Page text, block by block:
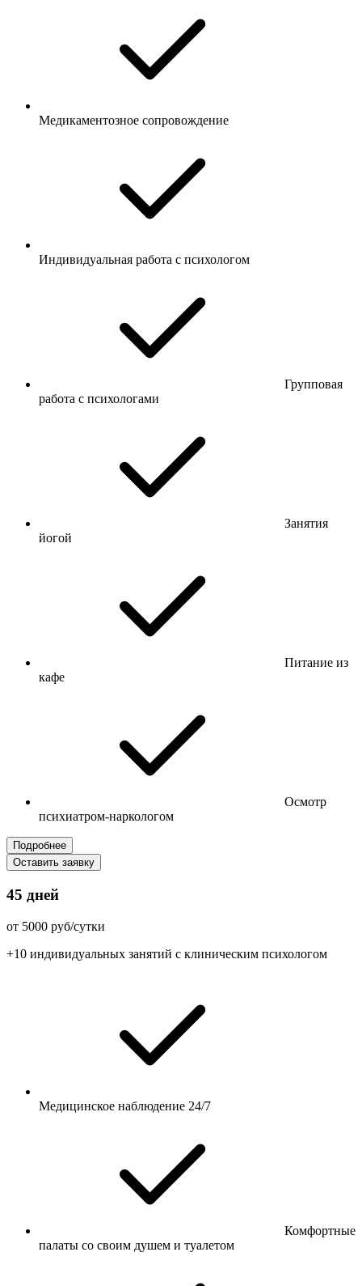
Медикаментозное сопровождение
Индивидуальная работа с психологом
Групповая
работа с психологами
Занятия
йогой
Питание из
кафе
Осмотр
психиатром-наркологом
Подробнее
Оставить заявку
45 дней
от 5000 руб/сутки
+10 индивидуальных занятий с клиническим психологом
Медицинское наблюдение 24/7
Комфортные
палаты со своим душем и туалетом